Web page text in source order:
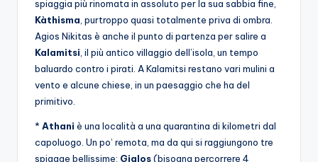
spiaggia più rinomata in assoluto per la sua sabbia fine,
Kàthisma, purtroppo quasi totalmente priva di ombra.
Agios Nikitas è anche il punto di partenza per salire a
Kalamitsi, il più antico villaggio dell’isola, un tempo
baluardo contro i pirati. A Kalamitsi restano vari mulini a
vento e alcune chiese, in un paesaggio che ha del
primitivo.
* Athani è una località a una quarantina di kilometri dal
capoluogo. Un po’ remota, ma da qui si raggiungono tre
spiagge bellissime: Gialos(bisogna percorrere 4